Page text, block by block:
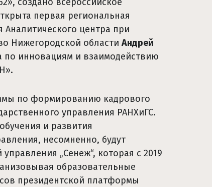
создано всероссийское
первая региональная
Аналитического центра при
Нижегородской области Андрей
по инновациям и взаимодействию
по формированию кадрового
управления РАНХиГС.
и развития
несомненно, будут
„Сенеж“, которая с 2019
образовательные
президентской платформы